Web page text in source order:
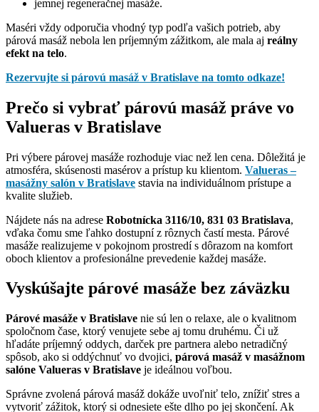
jemnej regeneračnej masáže.
Maséri vždy odporučia vhodný typ podľa vašich potrieb, aby
párová masáž nebola len príjemným zážitkom, ale mala aj reálny
efekt na telo.
Rezervujte si párovú masáž v Bratislave na tomto odkaze!
Prečo si vybrať párovú masáž práve vo
Valueras v Bratislave
Pri výbere párovej masáže rozhoduje viac než len cena. Dôležitá je
atmosféra, skúsenosti masérov a prístup ku klientom. Valueras –
masážny salón v Bratislave stavia na individuálnom prístupe a
kvalite služieb.
Nájdete nás na adrese Robotnícka 3116/10, 831 03 Bratislava,
vďaka čomu sme ľahko dostupní z rôznych častí mesta. Párové
masáže realizujeme v pokojnom prostredí s dôrazom na komfort
oboch klientov a profesionálne prevedenie každej masáže.
Vyskúšajte párové masáže bez záväzku
Párové masáže v Bratislave nie sú len o relaxe, ale o kvalitnom
spoločnom čase, ktorý venujete sebe aj tomu druhému. Či už
hľadáte príjemný oddych, darček pre partnera alebo netradičný
spôsob, ako si oddýchnuť vo dvojici, párová masáž v masážnom
salóne Valueras v Bratislave je ideálnou voľbou.
Správne zvolená párová masáž dokáže uvoľniť telo, znížiť stres a
vytvoriť zážitok, ktorý si odnesiete ešte dlho po jej skončení. Ak